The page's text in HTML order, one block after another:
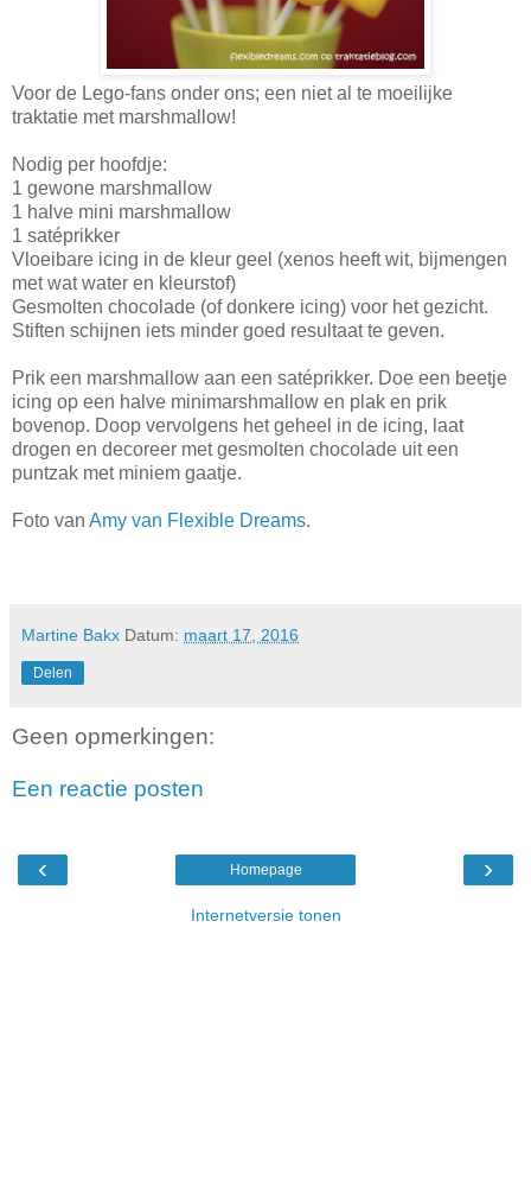
Voor de Lego-fans onder ons; een niet al te moeilijke
traktatie met marshmallow!
Nodig per hoofdje:
1 gewone marshmallow
1 halve mini marshmallow
1 satéprikker
Vloeibare icing in de kleur geel (xenos heeft wit, bijmengen
met wat water en kleurstof)
Gesmolten chocolade (of donkere icing) voor het gezicht.
Stiften schijnen iets minder goed resultaat te geven.
Prik een marshmallow aan een satéprikker. Doe een beetje
icing op een halve minimarshmallow en plak en prik
bovenop. Doop vervolgens het geheel in de icing, laat
drogen en decoreer met gesmolten chocolade uit een
puntzak met miniem gaatje.
Foto van Amy van Flexible Dreams.
Martine Bakx Datum: maart 17, 2016
Delen
Geen opmerkingen:
Een reactie posten
‹ ›
Homepage
Internetversie tonen